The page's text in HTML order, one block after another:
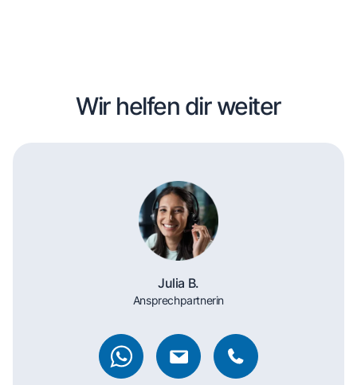
Wir helfen dir weiter
Julia B.
Ansprechpartnerin